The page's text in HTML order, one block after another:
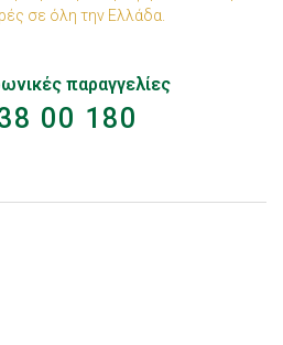
σε όλη την Ελλάδα.
παραγγελίες
00 180